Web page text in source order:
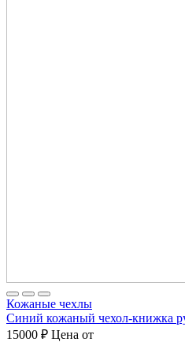
Кожаные чехлы
Синий кожаный чехол-книжка
15000 ₽ Цена от